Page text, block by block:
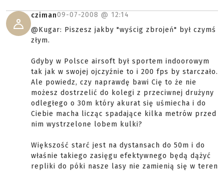
cziman09-07-2008 @ 12:14
@Kugar: Piszesz jakby "wyścig zbrojeń" był czymś
złym.
Gdyby w Polsce airsoft był sportem indoorowym
tak jak w swojej ojczyźnie to i 200 fps by starczało.
Ale powiedz, czy naprawdę bawi Cię to że nie
możesz dostrzelić do kolegi z przeciwnej drużyny
odległego o 30m który akurat się uśmiecha i do
Ciebie macha licząc spadające kilka metrów przed
nim wystrzelone lobem kulki?
Większość starć jest na dystansach do 50m i do
właśnie takiego zasięgu efektywnego będą dążyć
repliki do póki nasze lasy nie zamienią się w teren